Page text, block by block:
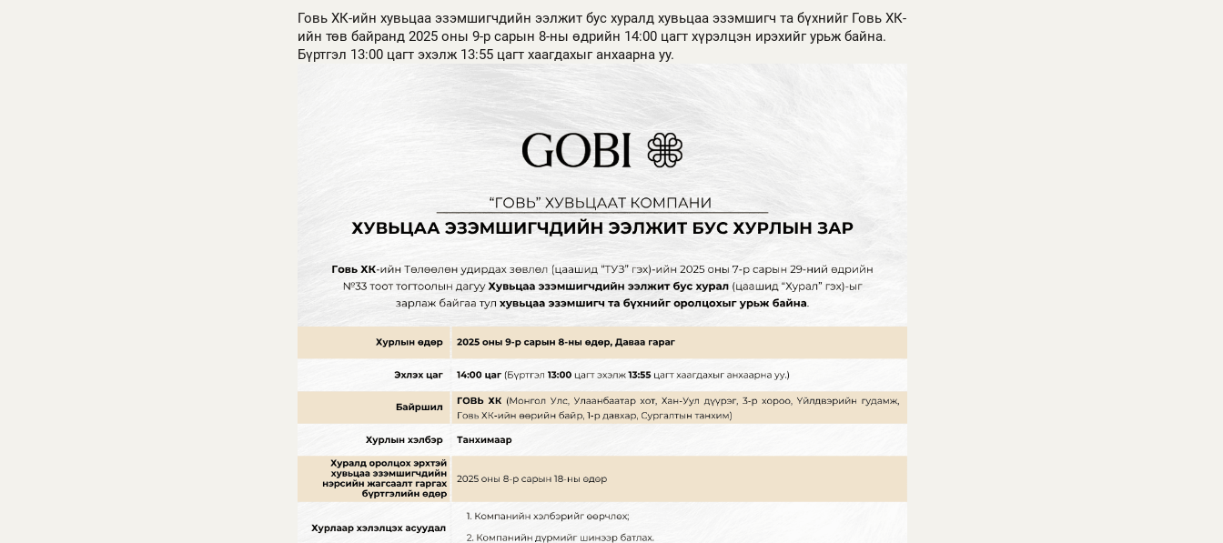
Говь ХК-ийн хувьцаа эзэмшигчдийн ээлжит бус хуралд хувьцаа эзэмшигч та бүхнийг Говь ХК-
ийн төв байранд 2025 оны 9-р сарын 8-ны өдрийн 14:00 цагт хүрэлцэн ирэхийг урьж байна.
Бүртгэл 13:00 цагт эхэлж 13:55 цагт хаагдахыг анхаарна уу.